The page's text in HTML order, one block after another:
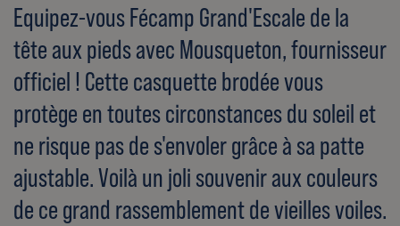
Equipez-vous Fécamp Grand'Escale de la
tête aux pieds avec Mousqueton, fournisseur
officiel ! Cette casquette brodée vous
protège en toutes circonstances du soleil et
ne risque pas de s'envoler grâce à sa patte
ajustable. Voilà un joli souvenir aux couleurs
de ce grand rassemblement de vieilles voiles.